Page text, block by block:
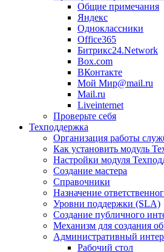
Общие примечания
Яндекс
Одноклассники
Office365
Битрикс24.Network
Box.com
ВКонтакте
Мой Мир@mail.ru
Mail.ru
Liveinternet
Проверьте себя
Техподдержка
Организация работы
Как установить модуль
Настройки модуля
Создание мастера
Справочники
Назначение
Уровни поддержки (SLA)
Создание публичного
Механизм для создания
Административный
Рабочий стол